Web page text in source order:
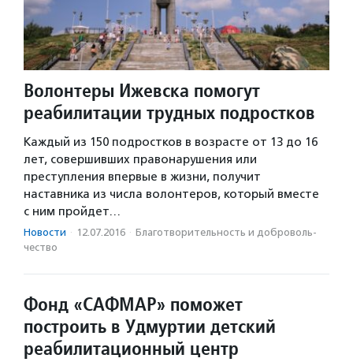
Волонтеры Ижевска помогут
реабилитации трудных подростков
Каждый из 150 подростков в возрасте от 13 до 16
лет, совершивших правонарушения или
преступления впервые в жизни, получит
наставника из числа волонтеров, который вместе
с ним пройдет…
Новости · 12.07.2016 · Благотвори­тель­ность и доброволь­
чест­во
Фонд «САФМАР» поможет
построить в Удмуртии детский
реабилитационный центр